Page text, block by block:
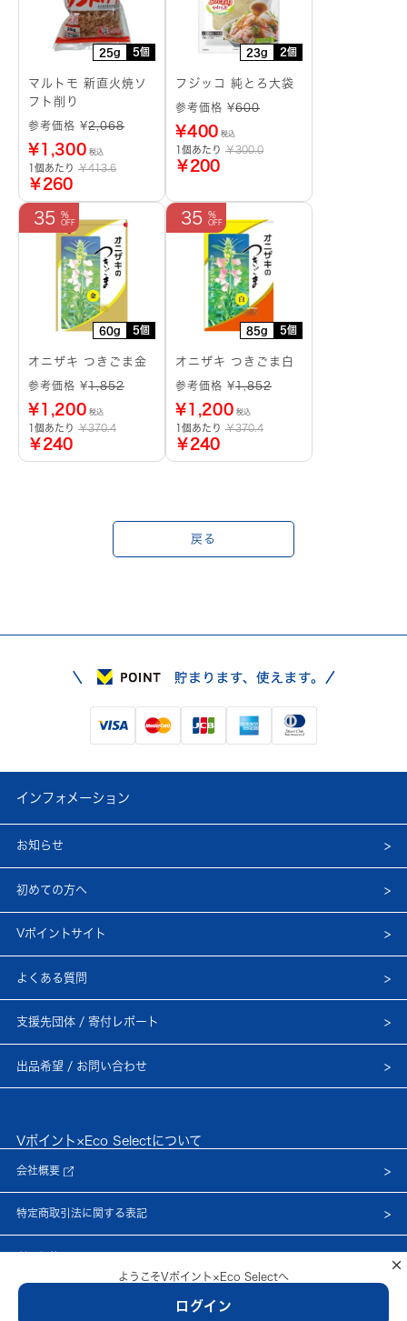
25g 5個
マルトモ 新直火焼ソ
フト削り
参考価格 ¥2,068
¥1,300 税込
1個あたり ￥413.6
￥260
23g 2個
フジッコ 純とろ大袋
参考価格 ¥600
¥400 税込
1個あたり ￥300.0
￥200
60g 5個
35
オニザキ つきごま金
参考価格 ¥1,852
¥1,200 税込
1個あたり ￥370.4
￥240
85g 5個
35
オニザキ つきごま白
参考価格 ¥1,852
¥1,200 税込
1個あたり ￥370.4
￥240
戻る
×
ようこそVポイント×Eco Selectへ
ログイン
インフォメーション
お知らせ
初めての方へ
Vポイントサイト
よくある質問
支援先団体 / 寄付レポート
出品希望 / お問い合わせ
Vポイント×Eco Selectについて
会社概要
特定商取引法に関する表記